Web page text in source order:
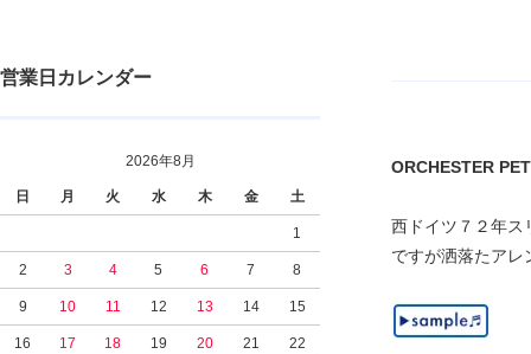
営業日カレンダー
2026年8月
日 月 火 水 木 金 土
1
2 3 4 5 6 7 8
9 10 11 12 13 14 15
16 17 18 19 20 21 22
ORCHESTER
西ドイツ７２年ス
ですが洒落たアレ